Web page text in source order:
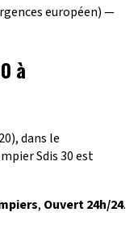
européen) —
à
dans le
Sdis 30 est
, Ouvert 24h/24.